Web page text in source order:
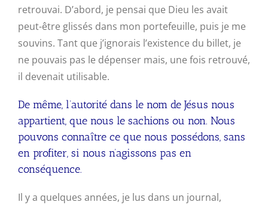
retrouvai. D’abord, je pensai que Dieu les avait
peut-être glissés dans mon portefeuille, puis je me
souvins. Tant que j’ignorais l’existence du billet, je
ne pouvais pas le dépenser mais, une fois retrouvé,
il devenait utilisable.
De même, l’autorité dans le nom de Jésus nous
appartient, que nous le sachions ou non. Nous
pouvons connaître ce que nous possédons, sans
en profiter, si nous n’agissons pas en
conséquence.
Il y a quelques années, je lus dans un journal,